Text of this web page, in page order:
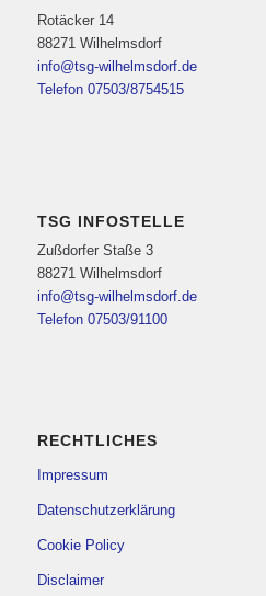
Rotäcker 14
88271 Wilhelmsdorf
info@tsg-wilhelmsdorf.de
Telefon 07503/8754515
TSG INFOSTELLE
Zußdorfer Staße 3
88271 Wilhelmsdorf
info@tsg-wilhelmsdorf.de
Telefon 07503/91100
RECHTLICHES
Impressum
Datenschutzerklärung
Cookie Policy
Disclaimer